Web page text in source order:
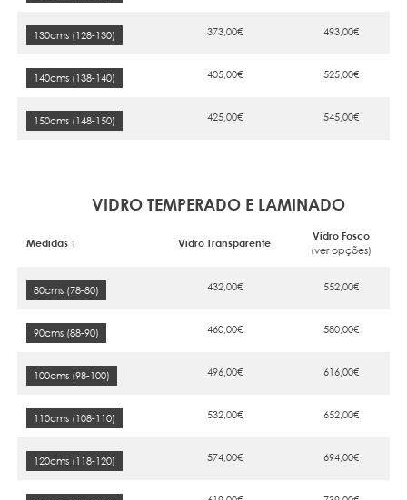
130cms (128-130) 373,00€ 493,00€
140cms (138-140) 405,00€ 525,00€
150cms (148-150) 425,00€ 545,00€
VIDRO TEMPERADO E LAMINADO
Medidas ? Vidro Transparente
Vidro Fosco
(ver opções)
80cms (78-80) 432,00€ 552,00€
90cms (88-90) 460,00€ 580,00€
100cms (98-100) 496,00€ 616,00€
110cms (108-110) 532,00€ 652,00€
120cms (118-120) 574,00€ 694,00€